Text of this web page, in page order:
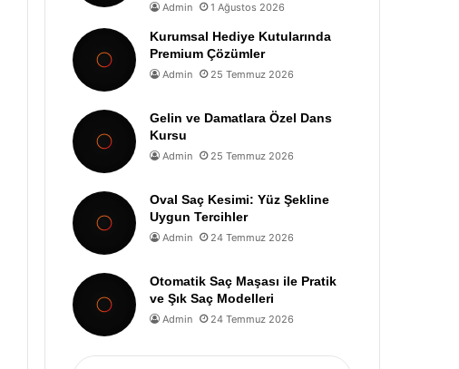
Admin 1 Ağustos 2026
Kurumsal Hediye Kutularında
Premium Çözümler
Admin 25 Temmuz 2026
Gelin ve Damatlara Özel Dans
Kursu
Admin 25 Temmuz 2026
Oval Saç Kesimi: Yüz Şekline
Uygun Tercihler
Admin 24 Temmuz 2026
Otomatik Saç Maşası ile Pratik
ve Şık Saç Modelleri
Admin 24 Temmuz 2026